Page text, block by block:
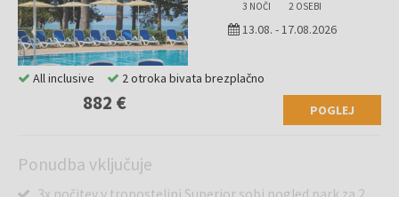
3 NOČI 2 OSEBI
13.08. -17.08.2026
882 € POGLEJ
All inclusive 2 otroka bivata brezplačno
Ponudba vključuje